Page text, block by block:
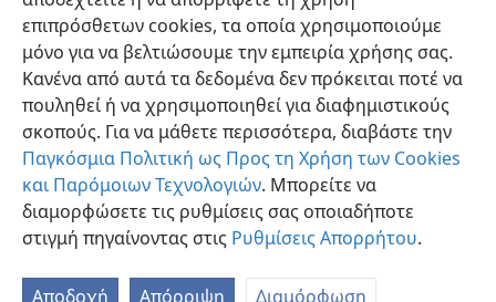
επιπρόσθετων cookies, τα οποία χρησιμοποιούμε
μόνο για να βελτιώσουμε την εμπειρία χρήσης σας.
Κανένα από αυτά τα δεδομένα δεν πρόκειται ποτέ να
πουληθεί ή να χρησιμοποιηθεί για διαφημιστικούς
σκοπούς. Για να μάθετε περισσότερα, διαβάστε την
Παγκόσμια Πολιτική ως Προς τη Χρήση των Cookies
και Παρόμοιων Τεχνολογιών. Μπορείτε να
διαμορφώσετε τις ρυθμίσεις σας οποιαδήποτε
στιγμή πηγαίνοντας στις Ρυθμίσεις Απορρήτου.
Αποδοχή Απόρριψη Διαμόρφωση
Ελληνική Κοινή Χρήση Προτιμήσεις
Copyright© 2026 Watch Tower Bible and Tract Society of Pennsylvania
Όροι Χρήσης Πολιτική Απορρήτου
Ρυθμίσεις Απορρήτου
JW.ORG
Σύνδεση